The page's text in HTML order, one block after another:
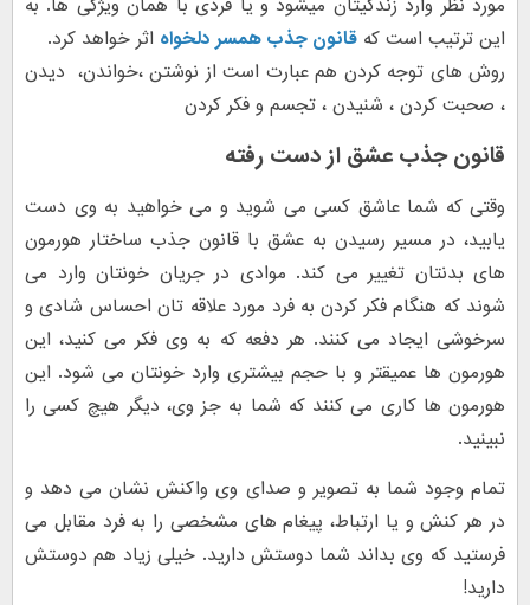
مورد نظر وارد زندگیتان میشود و یا فردی با همان ویژگی ها. به
این ترتیب است که قانون جذب همسر دلخواه اثر خواهد کرد.
روش های توجه کردن هم عبارت است از نوشتن ،خواندن، دیدن
، صحبت کردن ، شنیدن ، تجسم و فکر کردن
قانون جذب عشق از دست رفته
وقتی که شما عاشق کسی می شوید و می خواهید به وی دست
یابید، در مسیر رسیدن به عشق با قانون جذب ساختار هورمون
های بدنتان تغییر می کند. موادی در جریان خونتان وارد می
شوند که هنگام فکر کردن به فرد مورد علاقه تان احساس شادی و
سرخوشی ایجاد می کنند. هر دفعه که به وی فکر می کنید، این
هورمون ها عمیقتر و با حجم بیشتری وارد خونتان می شود. این
هورمون ها کاری می کنند که شما به جز وی، دیگر هیچ کسی را
نبینید.
تمام وجود شما به تصویر و صدای وی واکنش نشان می دهد و
در هر کنش و یا ارتباط، پیغام های مشخصی را به فرد مقابل می
فرستید که وی بداند شما دوستش دارید. خیلی زیاد هم دوستش
دارید!